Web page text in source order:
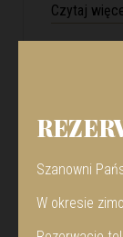
Czytaj
Szanowni
W okresie